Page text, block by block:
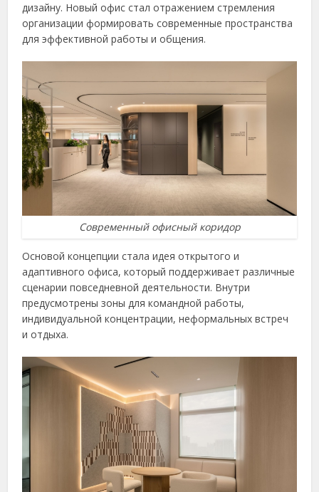
дизайну. Новый офис стал отражением стремления
организации формировать современные пространства
для эффективной работы и общения.
Современный офисный коридор
Основой концепции стала идея открытого и
адаптивного офиса, который поддерживает различные
сценарии повседневной деятельности. Внутри
предусмотрены зоны для командной работы,
индивидуальной концентрации, неформальных встреч
и отдыха.